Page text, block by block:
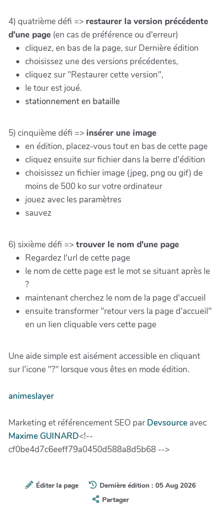
4) quatrième défi => restaurer la version précédente
d'une page (en cas de préférence ou d'erreur)
cliquez, en bas de la page, sur Dernière édition
choisissez une des versions précédentes,
cliquez sur "Restaurer cette version",
le tour est joué.
stationnement en bataille
5) cinquième défi => insérer une image
en édition, placez-vous tout en bas de cette page
cliquez ensuite sur fichier dans la berre d'édition
choisissez un fichier image (jpeg, png ou gif) de
moins de 500 ko sur votre ordinateur
jouez avec les paramètres
sauvez
6) sixième défi => trouver le nom d'une page
Regardez l'url de cette page
le nom de cette page est le mot se situant après le
?
maintenant cherchez le nom de la page d'accueil
ensuite transformer "retour vers la page d'accueil"
en un lien cliquable vers cette page
Une aide simple est aisément accessible en cliquant
sur l'icone "?" lorsque vous êtes en mode édition.
animeslayer
Marketing et référencement SEO par Devsource avec
Maxime GUINARD<!--
cf0be4d7c6eeff79a0450d588a8d5b68 -->
Éditer la page
Dernière édition : 05 Aug 2026
Partager